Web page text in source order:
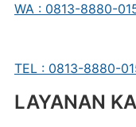
WA : 0813-8880-
TEL : 0813-8880-
LAYANAN